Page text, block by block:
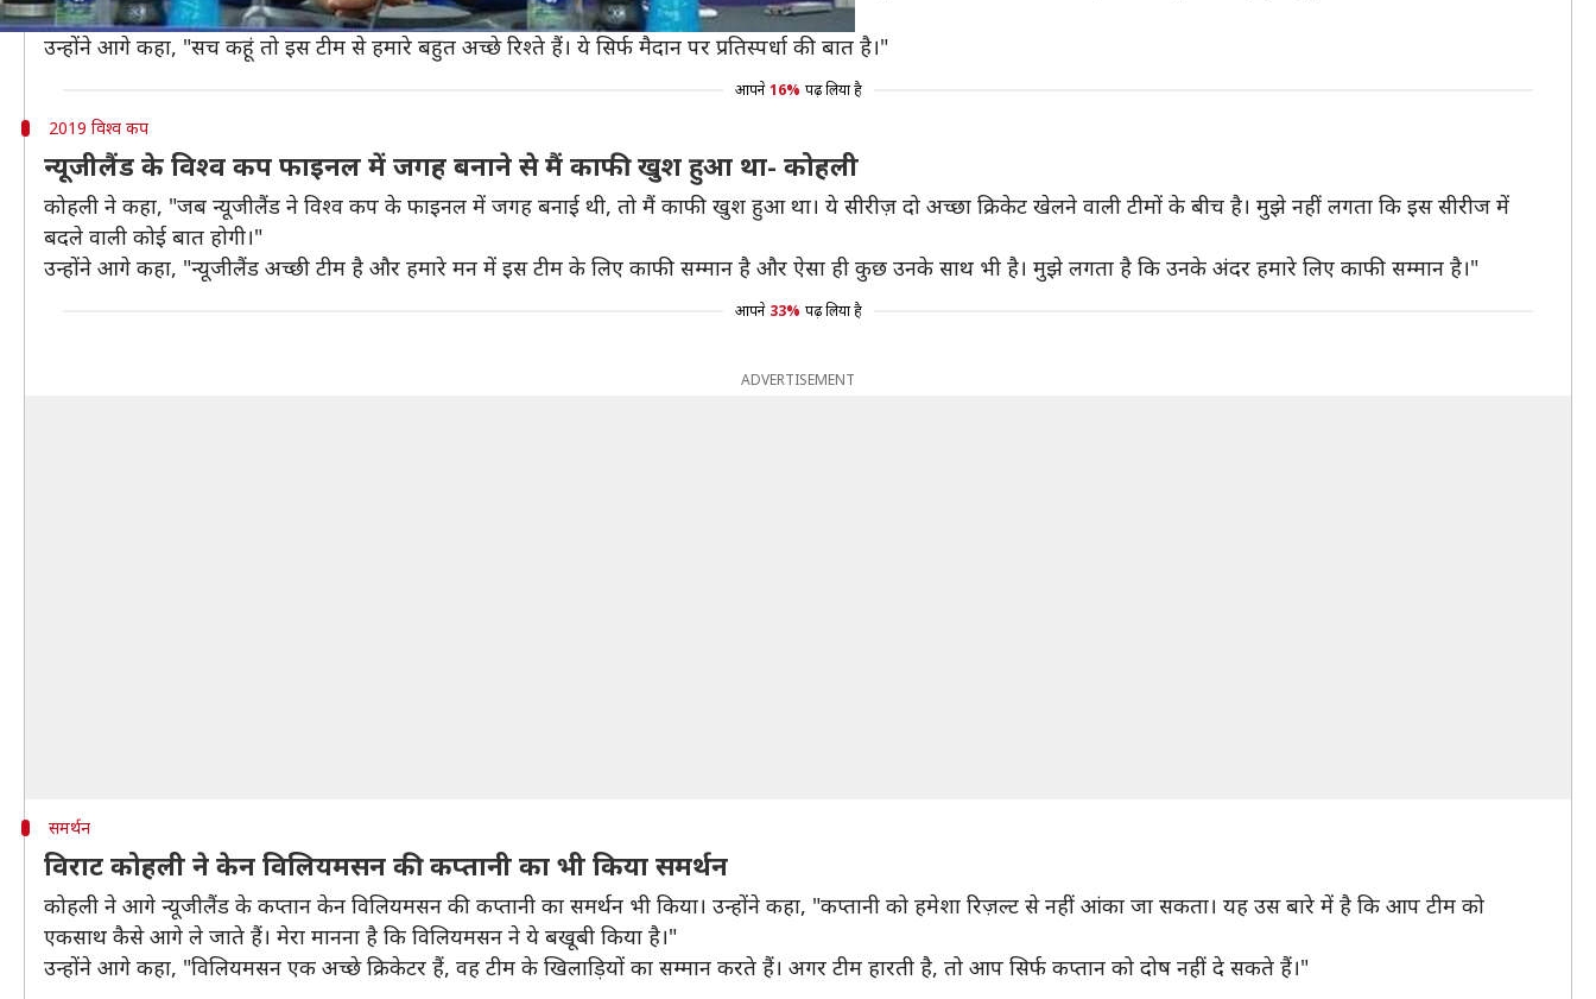
में सोचेंगे भी, तो यह लोग (न्यूजीलैंड क्रिकेट टीम) इतने अच्छे हैं कि आप उस ज़ोन में जा ही नहीं पाएंगे।"
उन्होंने आगे कहा, "सच कहूं तो इस टीम से हमारे बहुत अच्छे रिश्ते हैं। ये सिर्फ मैदान पर प्रतिस्पर्धा की बात है।"
आपने 16% पढ़ लिया है
2019 विश्व कप
न्यूजीलैंड के विश्व कप फाइनल में जगह बनाने से मैं काफी खुश हुआ था- कोहली
कोहली ने कहा, "जब न्यूजीलैंड ने विश्व कप के फाइनल में जगह बनाई थी, तो मैं काफी खुश हुआ था। ये सीरीज़ दो अच्छा क्रिकेट खेलने वाली टीमों के बीच है। मुझे नहीं लगता कि इस सीरीज में
बदले वाली कोई बात होगी।"
उन्होंने आगे कहा, "न्यूजीलैंड अच्छी टीम है और हमारे मन में इस टीम के लिए काफी सम्मान है और ऐसा ही कुछ उनके साथ भी है। मुझे लगता है कि उनके अंदर हमारे लिए काफी सम्मान है।"
आपने 33% पढ़ लिया है
ADVERTISEMENT
समर्थन
विराट कोहली ने केन विलियमसन की कप्तानी का भी किया समर्थन
कोहली ने आगे न्यूजीलैंड के कप्तान केन विलियमसन की कप्तानी का समर्थन भी किया। उन्होंने कहा, "कप्तानी को हमेशा रिज़ल्ट से नहीं आंका जा सकता। यह उस बारे में है कि आप टीम को
एकसाथ कैसे आगे ले जाते हैं। मेरा मानना है कि विलियमसन ने ये बखूबी किया है।"
उन्होंने आगे कहा, "विलियमसन एक अच्छे क्रिकेटर हैं, वह टीम के खिलाड़ियों का सम्मान करते हैं। अगर टीम हारती है, तो आप सिर्फ कप्तान को दोष नहीं दे सकते हैं।"